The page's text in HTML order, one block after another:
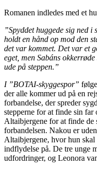
Romanen indledes med et
”Spyddet huggede sig ned i
holdt en hånd op mod den
det var kommet. Det var et
eget, men Sabáns
ude på steppen.”
I ”BOTAI-skyggespor”
der alle kommer ud på en
forbandelse, der spreder
stepperne for at finde sin
Altaibjergene for at finde de
forbandelsen. Nakou er
Altaibjergene, hvor hun
indflydelse på. De tre unge
udfordringer, og Leonora